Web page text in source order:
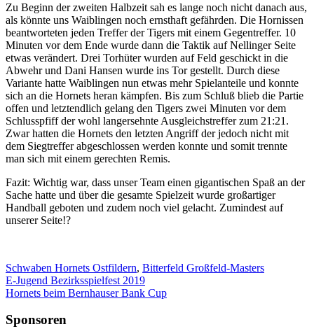
Zu Beginn der zweiten Halbzeit sah es lange noch nicht danach aus,
als könnte uns Waiblingen noch ernsthaft gefährden. Die Hornissen
beantworteten jeden Treffer der Tigers mit einem Gegentreffer. 10
Minuten vor dem Ende wurde dann die Taktik auf Nellinger Seite
etwas verändert. Drei Torhüter wurden auf Feld geschickt in die
Abwehr und Dani Hansen wurde ins Tor gestellt. Durch diese
Variante hatte Waiblingen nun etwas mehr Spielanteile und konnte
sich an die Hornets heran kämpfen. Bis zum Schluß blieb die Partie
offen und letztendlich gelang den Tigers zwei Minuten vor dem
Schlusspfiff der wohl langersehnte Ausgleichstreffer zum 21:21.
Zwar hatten die Hornets den letzten Angriff der jedoch nicht mit
dem Siegtreffer abgeschlossen werden konnte und somit trennte
man sich mit einem gerechten Remis.
Fazit: Wichtig war, dass unser Team einen gigantischen Spaß an der
Sache hatte und über die gesamte Spielzeit wurde großartiger
Handball geboten und zudem noch viel gelacht. Zumindest auf
unserer Seite!?
Schwaben Hornets Ostfildern, Bitterfeld Großfeld-Masters
E-Jugend Bezirksspielfest 2019
Hornets beim Bernhauser Bank Cup
Sponsoren